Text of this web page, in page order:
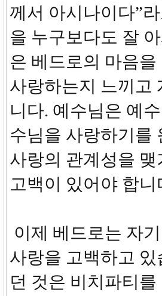
께서 아시나이다”
을 누구보다도 잘
은 베드로의 마음
사랑하는지 느끼고
니다. 예수님은 예
수님을 사랑하기를
사랑의 관계성을
고백이 있어야 합니
이제 베드로는 자
사랑을 고백하고
던 것은 비치파티